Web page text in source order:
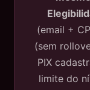
(email +
(sem
PIX
limite do